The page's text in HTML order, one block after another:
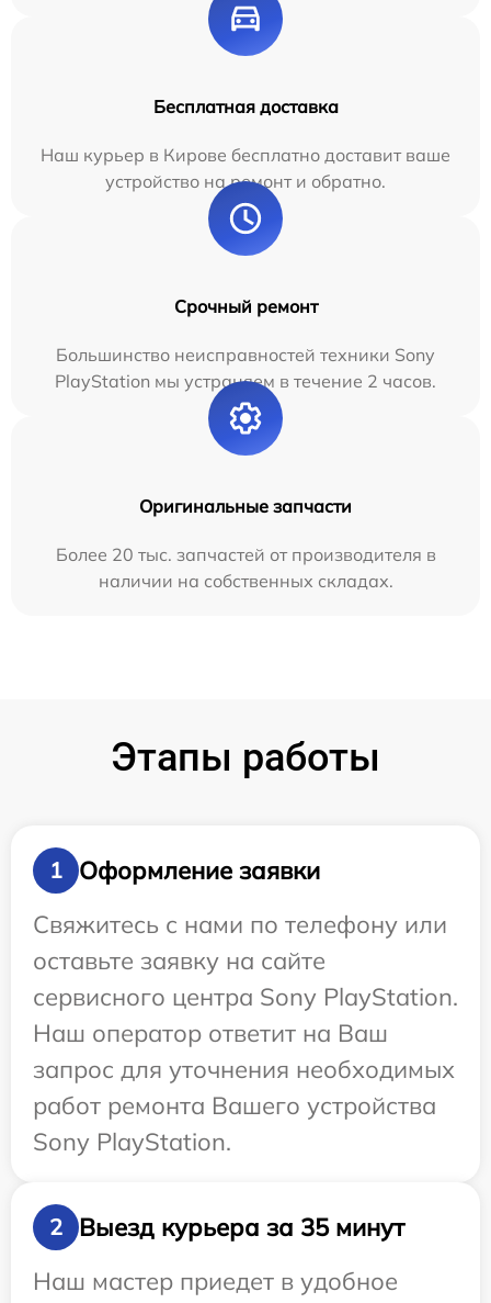
Бесплатная доставка
Наш курьер в Кирове бесплатно доставит ваше
устройство на ремонт и обратно.
Срочный ремонт
Большинство неисправностей техники Sony
PlayStation мы устраняем в течение 2 часов.
Оригинальные запчасти
Более 20 тыс. запчастей от производителя в
наличии на собственных складах.
Этапы работы
1
Оформление заявки
Свяжитесь с нами по телефону или
оставьте заявку на сайте
сервисного центра Sony PlayStation.
Наш оператор ответит на Ваш
запрос для уточнения необходимых
работ ремонта Вашего устройства
Sony PlayStation.
2
Выезд курьера за 35 минут
Наш мастер приедет в удобное